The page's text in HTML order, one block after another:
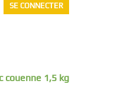
SE CONNECTER
couenne 1,5 kg